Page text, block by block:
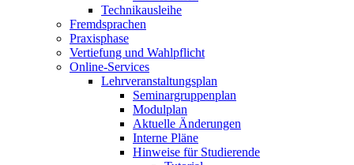
Technikausleihe
Fremdsprachen
Praxisphase
Vertiefung und Wahlpflicht
Online-Services
Lehrveranstaltungsplan
Seminargruppenplan
Modulplan
Aktuelle Änderungen
Interne Pläne
Hinweise für Studierende